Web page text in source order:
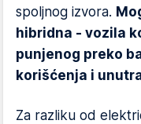
spoljnog izvora.
hibridna - vozila
punjenog preko
korišćenja i
Za razliku od